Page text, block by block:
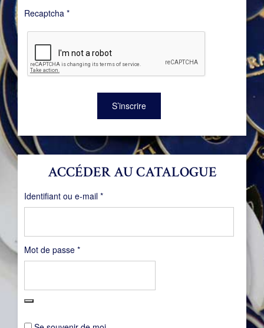
ACCÉDER AU CATALOGUE
Identifiant ou e-mail *Obligatoire
Mot de passe *Obligatoire
Recaptcha *
S’inscrire